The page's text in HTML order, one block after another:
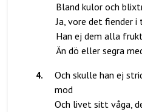
Bland kulor och
Ja, vore det fiender i
Han ej dem alla
4.
Och skulle han ej
mod
Och livet sitt våga,